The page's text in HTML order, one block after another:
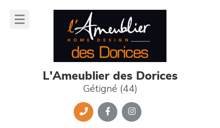
L'Ameublier des Dorices
Gétigné (44)